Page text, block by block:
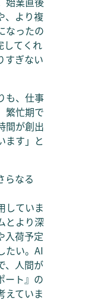
、より複
なったの
してくれ
すぎない
も、仕事
繁忙期で
間が創出
ます」と
らなる
していま
とより深
入荷予定
たい。AI
、人間が
ート』の
えていま